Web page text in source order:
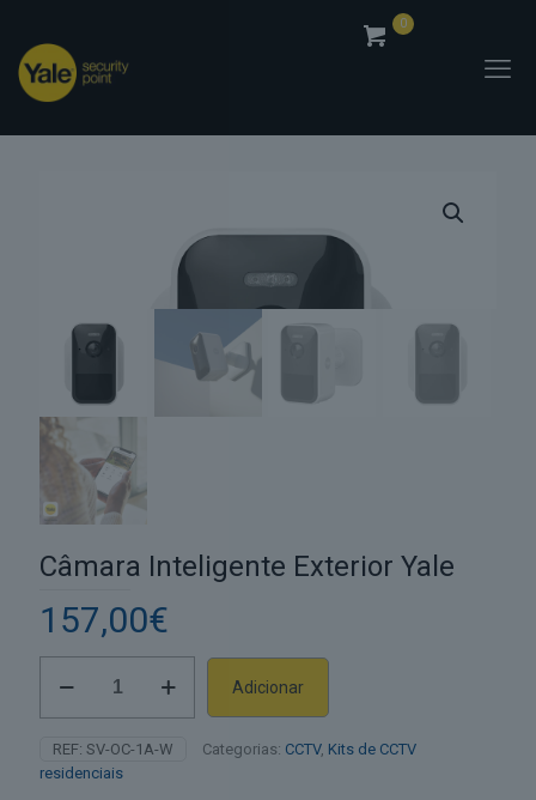
0
Câmara Inteligente Exterior Yale
157,00€
Exterior
Yale
Adicionar
Alternative:
REF: SV-OC-1A-W Categorias: CCTV, Kits de CCTV
residenciais